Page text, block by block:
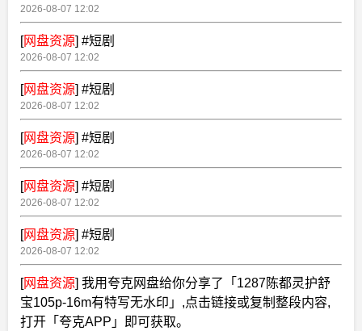
2026-08-07 12:02
[网盘资源] #短剧
2026-08-07 12:02
[网盘资源] #短剧
2026-08-07 12:02
[网盘资源] #短剧
2026-08-07 12:02
[网盘资源] #短剧
2026-08-07 12:02
[网盘资源] #短剧
2026-08-07 12:02
[网盘资源] 我用夸克网盘给你分享了「1287陈都灵护舒
宝105p-16m有特写无水印」,点击链接或复制整段内容,
打开「夸克APP」即可获取。